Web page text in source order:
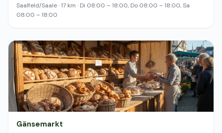
Saalfeld/Saale · 17 km · Di 08:00 – 18:00, Do 08:00 – 18:00, Sa
08:00 – 18:00
Gänsemarkt